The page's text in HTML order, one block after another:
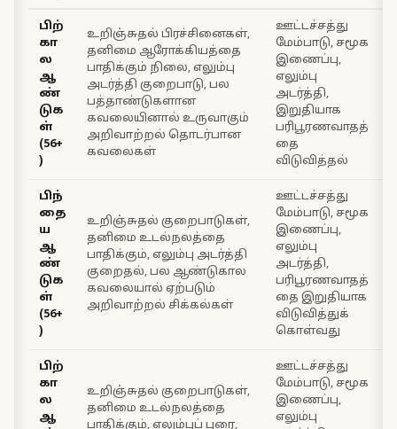
பிற்
கா
ல
ஆ
ண்
டுக
ள்
(56+
)
உறிஞ்சுதல் பிரச்சினைகள்,
தனிமை ஆரோக்கியத்தை
பாதிக்கும் நிலை, எலும்பு
அடர்த்தி குறைபாடு, பல
பத்தாண்டுகளான
கவலையினால் உருவாகும்
அறிவாற்றல் தொடர்பான
கவலைகள்
ஊட்டச்சத்து
மேம்பாடு, சமூக
இணைப்பு,
எலும்பு
அடர்த்தி,
இறுதியாக
பரிபூரணவாதத்
தை
விடுவித்தல்
பிந்
தை
ய
ஆ
ண்
டுக
ள்
(56+
)
உறிஞ்சுதல் குறைபாடுகள்,
தனிமை உடல்நலத்தை
பாதிக்கும், எலும்பு அடர்த்தி
குறைதல், பல ஆண்டுகால
கவலையால் ஏற்படும்
அறிவாற்றல் சிக்கல்கள்
ஊட்டச்சத்து
மேம்பாடு, சமூக
இணைப்பு,
எலும்பு
அடர்த்தி,
பரிபூரணவாதத்
தை இறுதியாக
விடுவித்துக்
கொள்வது
பிற்
கா
ல
ஆ
உறிஞ்சுதல் குறைபாடுகள்,
தனிமை உடல்நலத்தை
பாதிக்கும், எலும்புப் புரை,
ஊட்டச்சத்து
மேம்பாடு, சமூக
இணைப்பு,
எலும்பு